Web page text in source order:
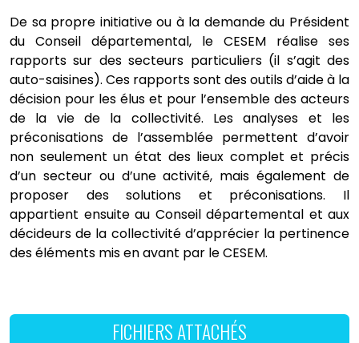
De sa propre initiative ou à la demande du Président
du Conseil départemental, le CESEM réalise ses
rapports sur des secteurs particuliers (il s’agit des
auto-saisines). Ces rapports sont des outils d’aide à la
décision pour les élus et pour l’ensemble des acteurs
de la vie de la collectivité. Les analyses et les
préconisations de l’assemblée permettent d’avoir
non seulement un état des lieux complet et précis
d’un secteur ou d’une activité, mais également de
proposer des solutions et préconisations. Il
appartient ensuite au Conseil départemental et aux
décideurs de la collectivité d’apprécier la pertinence
des éléments mis en avant par le CESEM.
FICHIERS ATTACHÉS